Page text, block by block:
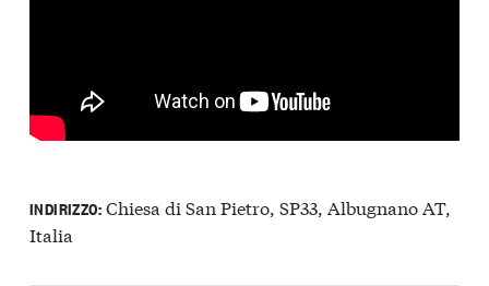
INDIRIZZO:Chiesa di San Pietro, SP33, Albugnano AT,
Italia